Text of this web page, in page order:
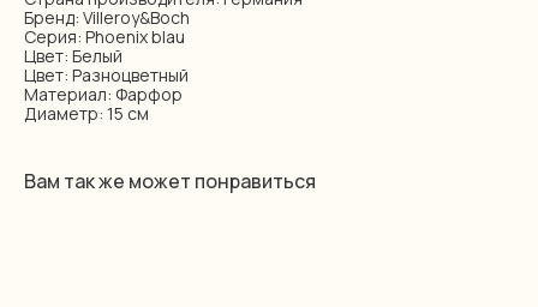
Бренд: Villeroy&Boch
Серия: Phoenix blau
Цвет: Белый
Цвет: Разноцветный
Материал: Фарфор
Диаметр: 15 см
Вам так же может понравиться